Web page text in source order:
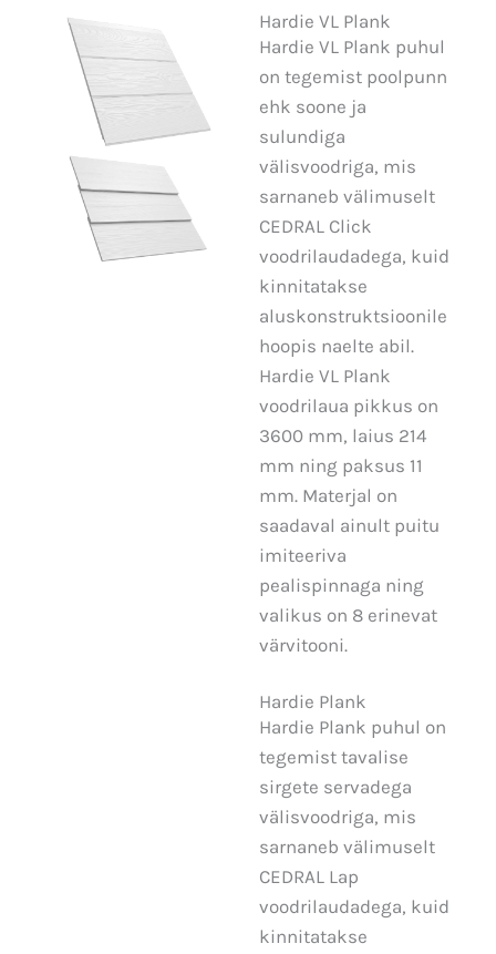
Hardie VL Plank
Hardie VL Plank​ puhul
on tegemist poolpunn
ehk soone ja
sulundiga
välisvoodriga, mis
sarnaneb välimuselt
CEDRAL Click
voodrilaudadega, kuid
kinnitatakse
aluskonstruktsioonile
hoopis naelte abil.
Hardie VL Plank
voodrilaua pikkus on
3600 mm, laius 214
mm ning paksus 11
mm. Materjal on
saadaval ainult puitu
imiteeriva
pealispinnaga ning
valikus on 8 erinevat
värvitooni.
Hardie Plank​
Hardie Plank puhul on
tegemist tavalise
sirgete servadega
välisvoodriga, mis
sarnaneb välimuselt
CEDRAL Lap
voodrilaudadega, kuid
kinnitatakse